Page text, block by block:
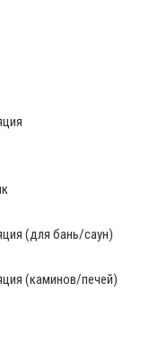
(для бань/саун)
(каминов/печей)